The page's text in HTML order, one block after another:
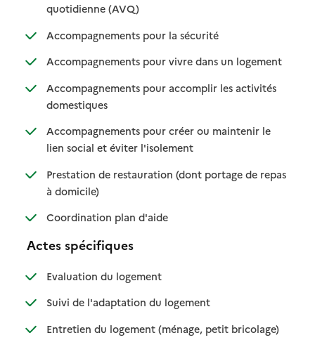
quotidienne (AVQ): disponible
: non disponible
Accompagnements pour la sécurité: disponible
: non disponible
Accompagnements pour vivre dans un logement
:
: non
Accompagnements pour accomplir les activités
domestiques: disponible
: non disponible
Accompagnements pour créer ou maintenir le
lien social et éviter l'isolement: disponible
: non disponible
Prestation de restauration (dont portage de repas
à domicile): disponible
: non disponible
Coordination plan d'aide: disponible
: non disponible
Actes spécifiques
Evaluation du logement: disponible
: non disponible
Suivi de l'adaptation du logement: disponible
: non disponible
Entretien du logement (ménage, petit bricolage): disponible
: non